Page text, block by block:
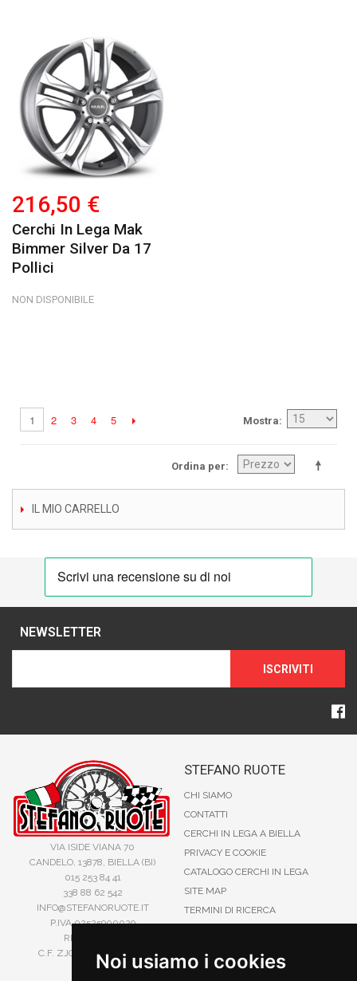
Noi usiamo i cookies
216,50 €
Cerchi In Lega Mak
Bimmer Silver Da 17
Pollici
NON DISPONIBILE
Mostra
1 2 3 4 5
Ordina per
IL MIO CARRELLO
NEWSLETTER
ISCRIVITI
VIA ISIDE VIANA 70
CANDELO, 13878, BIELLA (BI)
015 253 84 41
338 88 62 542
INFO@STEFANORUOTE.IT
P.IVA 02525900029
REA BI193453
C.F. ZJOSFN73H14A859X
STEFANO RUOTE
CHI SIAMO
CONTATTI
CERCHI IN LEGA A BIELLA
PRIVACY E COOKIE
CATALOGO CERCHI IN LEGA
SITE MAP
TERMINI DI RICERCA